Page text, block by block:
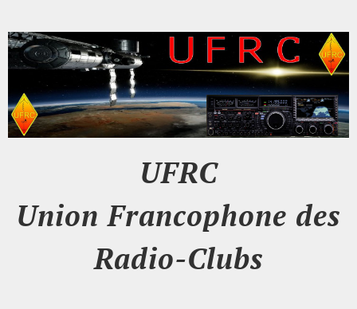
UFRC
Union Francophone des
Radio-Clubs